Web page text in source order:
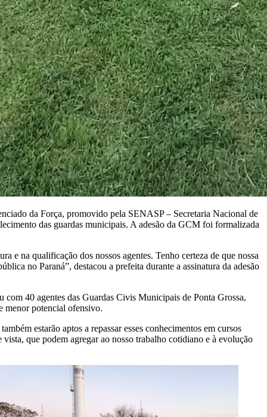
da Força, promovido pela SENASP – Secretaria Nacional de
das guardas municipais. A adesão da GCM foi formalizada
e na qualificação dos nossos agentes. Tenho certeza de que nossa
no Paraná”, destacou a prefeita durante a assinatura da adesão
40 agentes das Guardas Civis Municipais de Ponta Grossa,
menor potencial ofensivo.
estarão aptos a repassar esses conhecimentos em cursos
que podem agregar ao nosso trabalho cotidiano e à evolução